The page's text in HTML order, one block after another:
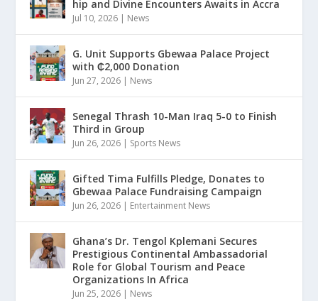
hip and Divine Encounters Awaits in Accra
Jul 10, 2026 | News
G. Unit Supports Gbewaa Palace Project
with ₵2,000 Donation
Jun 27, 2026 | News
Senegal Thrash 10-Man Iraq 5-0 to Finish
Third in Group
Jun 26, 2026 | Sports News
Gifted Tima Fulfills Pledge, Donates to
Gbewaa Palace Fundraising Campaign
Jun 26, 2026 | Entertainment News
Ghana’s Dr. Tengol Kplemani Secures
Prestigious Continental Ambassadorial
Role for Global Tourism and Peace
Organizations In Africa
Jun 25, 2026 | News